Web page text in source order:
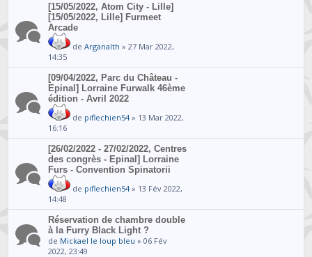
[15/05/2022, Atom City - Lille]
[15/05/2022, Lille] Furmeet
Arcade
deArganalth » 27 Mar 2022,
14:35
[09/04/2022, Parc du Château -
Epinal] Lorraine Furwalk 46ème
édition - Avril 2022
de piflechien54» 13 Mar 2022,
16:16
[26/02/2022 - 27/02/2022, Centres
des congrès - Epinal] Lorraine
Furs - Convention Spinatorii
de piflechien54» 13 Fév 2022,
14:48
Réservation de chambre double
à la Furry Black Light ?
de Mickael le loup bleu » 06 Fév
2022, 23:49